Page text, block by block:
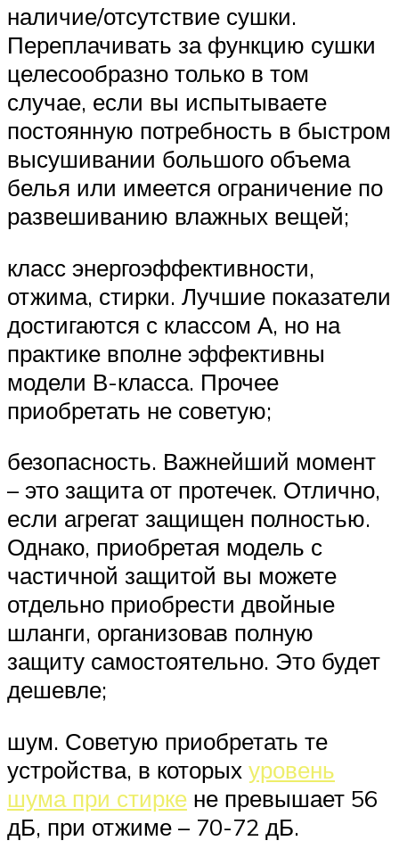
наличие/отсутствие сушки.
Переплачивать за функцию сушки
целесообразно только в том
случае, если вы испытываете
постоянную потребность в быстром
высушивании большого объема
белья или имеется ограничение по
развешиванию влажных вещей;
класс энергоэффективности,
отжима, стирки. Лучшие показатели
достигаются с классом А, но на
практике вполне эффективны
модели В-класса. Прочее
приобретать не советую;
безопасность. Важнейший момент
– это защита от протечек. Отлично,
если агрегат защищен полностью.
Однако, приобретая модель с
частичной защитой вы можете
отдельно приобрести двойные
шланги, организовав полную
защиту самостоятельно. Это будет
дешевле;
шум. Советую приобретать те
устройства, в которых уровень
шума при стирке не превышает 56
дБ, при отжиме – 70-72 дБ.